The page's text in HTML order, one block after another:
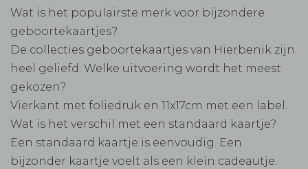
Wat is het populairste merk voor bijzondere
geboortekaartjes?
De collecties geboortekaartjes van Hierbenik zijn
heel geliefd. Welke uitvoering wordt het meest
gekozen?
Vierkant met foliedruk en 11x17cm met een label.
Wat is het verschil met een standaard kaartje?
Een standaard kaartje is eenvoudig. Een
bijzonder kaartje voelt als een klein cadeautje.